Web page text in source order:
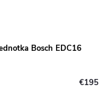
Bosch EDC16
€195